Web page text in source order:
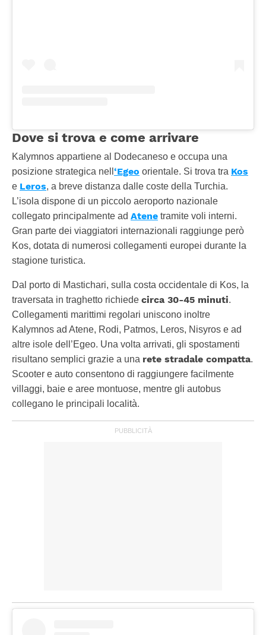
Dove si trova e come arrivare
Kalymnos appartiene al Dodecaneso e occupa una
posizione strategica nell ‘Egeo orientale. Si trova tra Kos
e Leros, a breve distanza dalle coste della Turchia.
L’isola dispone di un piccolo aeroporto nazionale
collegato principalmente ad Atene tramite voli interni.
Gran parte dei viaggiatori internazionali raggiunge però
Kos, dotata di numerosi collegamenti europei durante la
stagione turistica.
Dal porto di Mastichari, sulla costa occidentale di Kos, la
traversata in traghetto richiede circa 30-45 minuti.
Collegamenti marittimi regolari uniscono inoltre
Kalymnos ad Atene, Rodi, Patmos, Leros, Nisyros e ad
altre isole dell’Egeo. Una volta arrivati, gli spostamenti
risultano semplici grazie a una rete stradale compatta.
Scooter e auto consentono di raggiungere facilmente
villaggi, baie e aree montuose, mentre gli autobus
collegano le principali località.